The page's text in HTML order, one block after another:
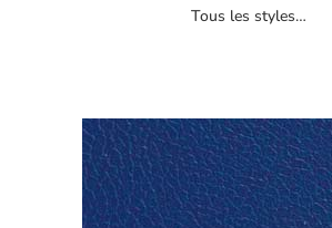
Tous les styles…